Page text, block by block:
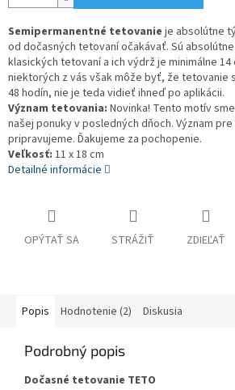
Semipermanentné tetovanie je absolútne
od dočasných tetovaní očakávať. Sú
klasických tetovaní a ich výdrž je minimálne 14
niektorých z vás však môže byť, že tetovanie
48 hodín, nie je teda vidieť ihneď po aplikácii.
Význam tetovania: Novinka! Tento motív
našej ponuky v posledných dňoch. Význam pre
pripravujeme. Ďakujeme za pochopenie.
Veľkosť: 11 x 18 cm
Detailné informácie
OPÝTAŤ SA STRÁŽIŤ ZDIEĽAŤ
Popis Hodnotenie (2) Diskusia
Podrobný popis
Dočasné tetovanie TETO